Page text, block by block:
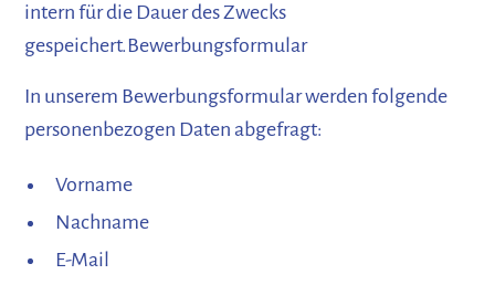
intern für die Dauer des Zwecks
gespeichert.Bewerbungsformular
In unserem Bewerbungsformular werden folgende
personenbezogen Daten abgefragt:
Vorname
Nachname
E-Mail